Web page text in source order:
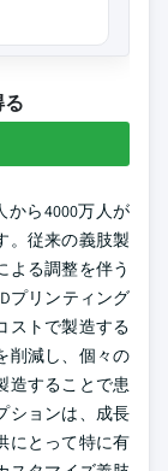
から4000万人が
。従来の義肢製
よる調整を伴う
プリンティング
ストで製造する
削減し、個々の
造することで患
ションは、成長
にとって特に有